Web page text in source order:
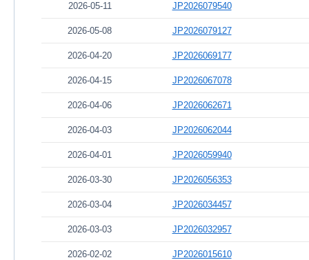
2026-05-11 JP2026079540
2026-05-08 JP2026079127
2026-04-20 JP2026069177
2026-04-15 JP2026067078
2026-04-06 JP2026062671
2026-04-03 JP2026062044
2026-04-01 JP2026059940
2026-03-30 JP2026056353
2026-03-04 JP2026034457
2026-03-03 JP2026032957
2026-02-02 JP2026015610